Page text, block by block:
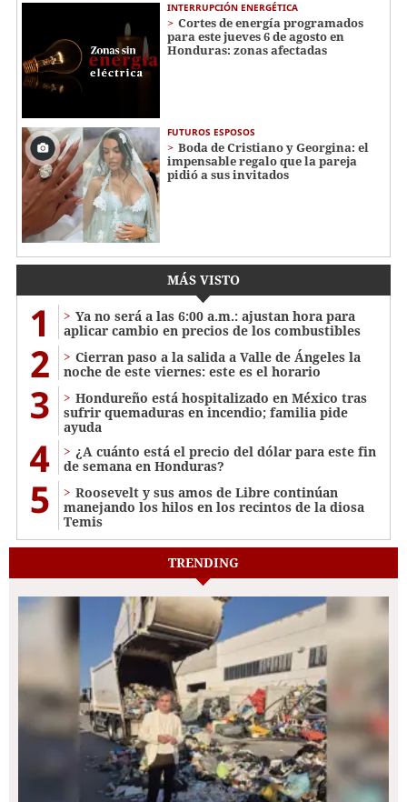
INTERRUPCIÓN ENERGÉTICA
Cortes de energía programados
para este jueves 6 de agosto en
Honduras: zonas afectadas
FUTUROS ESPOSOS
Boda de Cristiano y Georgina: el
impensable regalo que la pareja
pidió a sus invitados
MÁS VISTO
1
Ya no será a las 6:00 a.m.: ajustan hora para
aplicar cambio en precios de los combustibles
2
Cierran paso a la salida a Valle de Ángeles la
noche de este viernes: este es el horario
3
Hondureño está hospitalizado en México tras
sufrir quemaduras en incendio; familia pide
ayuda
4
¿A cuánto está el precio del dólar para este fin
de semana en Honduras?
5
Roosevelt y sus amos de Libre continúan
manejando los hilos en los recintos de la diosa
Temis
TRENDING